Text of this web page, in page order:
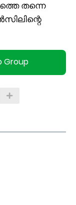
തന്നെ
Group